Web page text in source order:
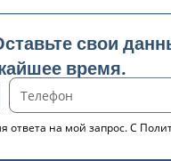
свои
время.
ответа на мой запрос. С